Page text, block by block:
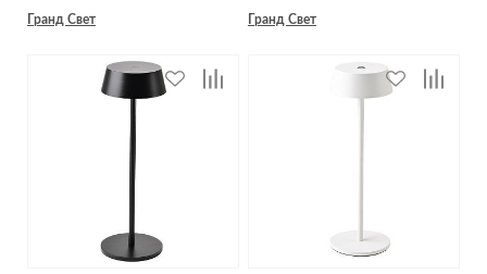
Гранд Свет Гранд Свет